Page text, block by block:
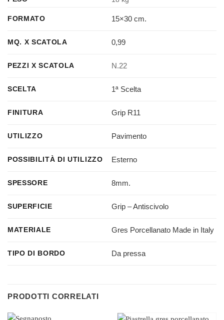
FORMATO 15×30 cm.
MQ. X SCATOLA 0,99
PEZZI X SCATOLA N.22
SCELTA 1ª Scelta
FINITURA Grip R11
UTILIZZO Pavimento
POSSIBILITÀ DI UTILIZZO Esterno
SPESSORE 8mm.
SUPERFICIE Grip – Antiscivolo
MATERIALE Gres Porcellanato Made in Italy
TIPO DI BORDO Da pressa
PRODOTTI CORRELATI